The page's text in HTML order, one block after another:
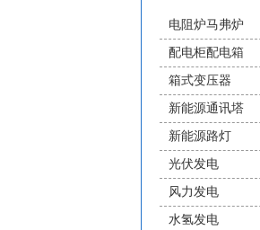
电阻炉马弗炉
- 管式炉
- 井式炉
- 台式炉
- 盐浴炉
- 真空气氛炉
- 中高温马弗炉
- 炉膛
配电柜配电箱
箱式变压器
新能源通讯塔
新能源路灯
光伏发电
风力发电
水氢发电